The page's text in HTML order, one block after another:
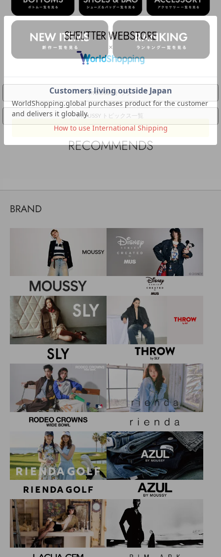
MOUSSY トップ
MOUSSY トピックス一覧
RECOMMENDS
BRAND